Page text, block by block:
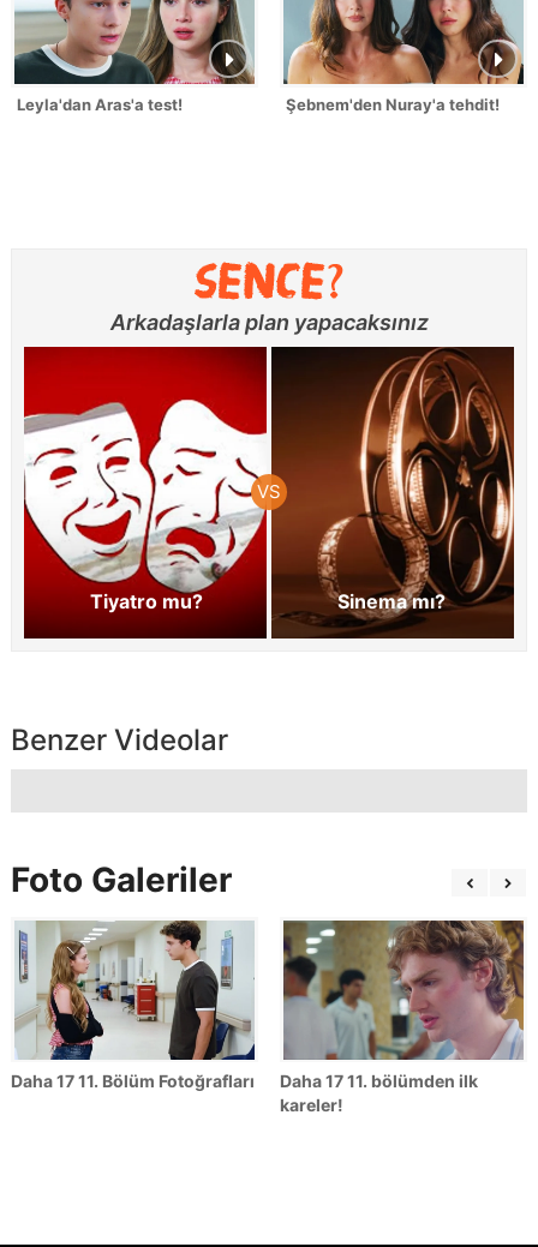
Leyla'dan Aras'a test! Şebnem'den Nuray'a tehdit!
Arkadaşlarla plan yapacaksınız
Tiyatro mu? Sinema mı?
Benzer Videolar
Foto Galeriler
Daha 17 11. Bölüm Fotoğrafları
Daha 17 11. bölümden ilk
kareler!